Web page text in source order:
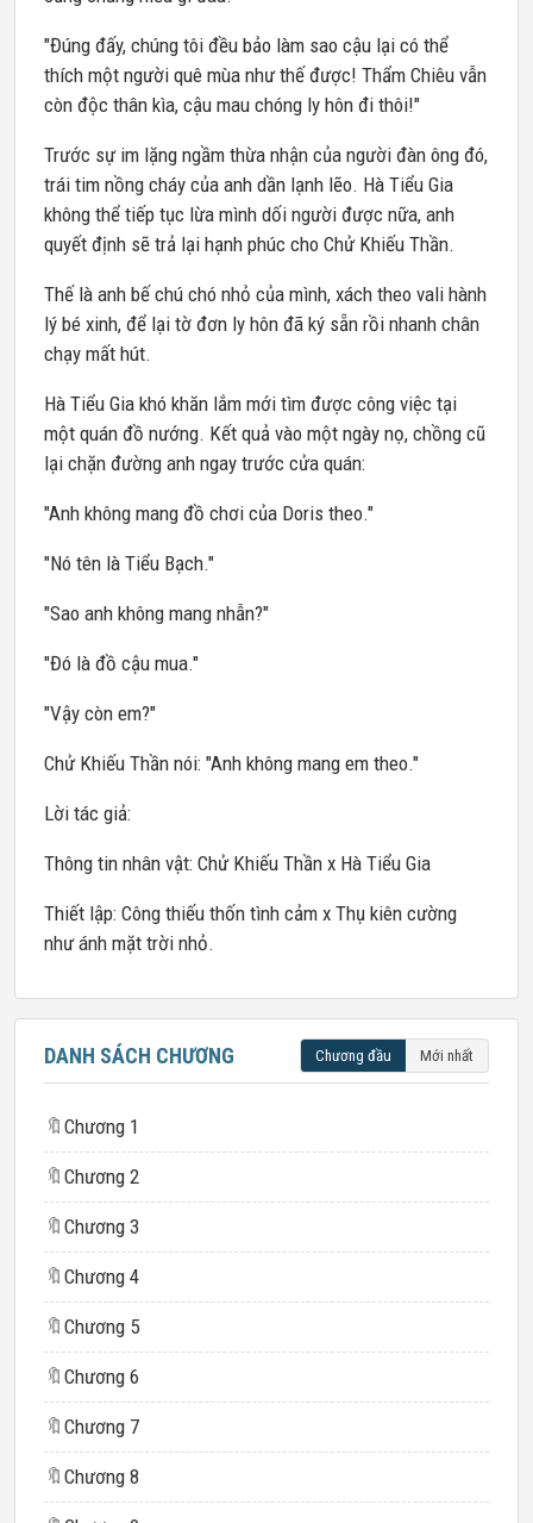
"Đúng đấy, chúng tôi đều bảo làm sao cậu lại có thể
thích một người quê mùa như thế được! Thẩm Chiêu vẫn
còn độc thân kìa, cậu mau chóng ly hôn đi thôi!"
Trước sự im lặng ngầm thừa nhận của người đàn ông đó,
trái tim nồng cháy của anh dần lạnh lẽo. Hà Tiểu Gia
không thể tiếp tục lừa mình dối người được nữa, anh
quyết định sẽ trả lại hạnh phúc cho Chử Khiếu Thần.
Thế là anh bế chú chó nhỏ của mình, xách theo vali hành
lý bé xinh, để lại tờ đơn ly hôn đã ký sẵn rồi nhanh chân
chạy mất hút.
Hà Tiểu Gia khó khăn lắm mới tìm được công việc tại
một quán đồ nướng. Kết quả vào một ngày nọ, chồng cũ
lại chặn đường anh ngay trước cửa quán:
"Anh không mang đồ chơi của Doris theo."
"Nó tên là Tiểu Bạch."
"Sao anh không mang nhẫn?"
"Đó là đồ cậu mua."
"Vậy còn em?"
Chử Khiếu Thần nói: "Anh không mang em theo."
Lời tác giả:
Thông tin nhân vật: Chử Khiếu Thần x Hà Tiểu Gia
Thiết lập: Công thiếu thốn tình cảm x Thụ kiên cường
như ánh mặt trời nhỏ.
DANH SÁCH CHƯƠNG Chương đầu Mới nhất
🔖 Chương 1
🔖 Chương 2
🔖 Chương 3
🔖 Chương 4
🔖 Chương 5
🔖 Chương 6
🔖 Chương 7
🔖 Chương 8